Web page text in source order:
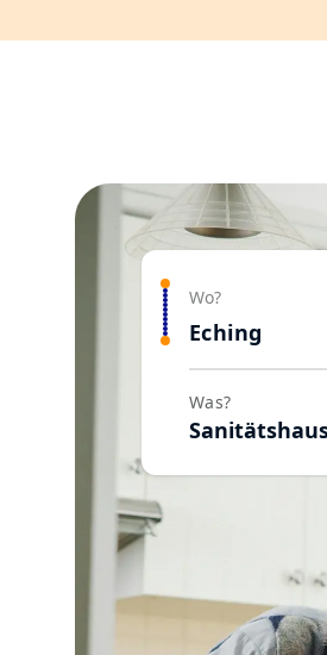
Wo?
Eching
Was?